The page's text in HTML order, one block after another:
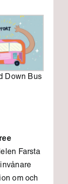
Down Bus
Farsta
om och